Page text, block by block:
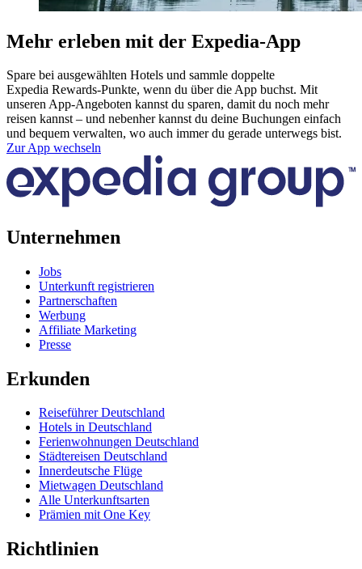
Mehr erleben mit der Expedia-App
Spare bei ausgewählten Hotels und sammle doppelte
Expedia Rewards-Punkte, wenn du über die App buchst. Mit
unseren App-Angeboten kannst du sparen, damit du noch mehr
reisen kannst – und nebenher kannst du deine Buchungen einfach
und bequem verwalten, wo auch immer du gerade unterwegs bist.
Zur App wechseln
Unternehmen
Jobs
Unterkunft registrieren
Partnerschaften
Werbung
Affiliate Marketing
Presse
Erkunden
Reiseführer Deutschland
Hotels in Deutschland
Ferienwohnungen Deutschland
Städtereisen Deutschland
Innerdeutsche Flüge
Mietwagen Deutschland
Alle Unterkunftsarten
Prämien mit One Key
Richtlinien